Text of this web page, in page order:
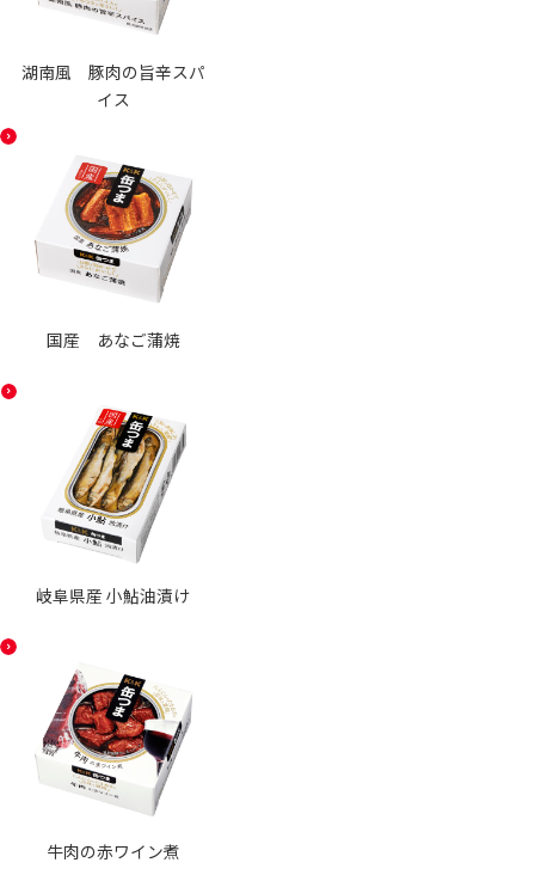
湖南風 豚肉の旨辛スパ
イス
国産 あなご蒲焼
岐阜県産 小鮎油漬け
牛肉の赤ワイン煮